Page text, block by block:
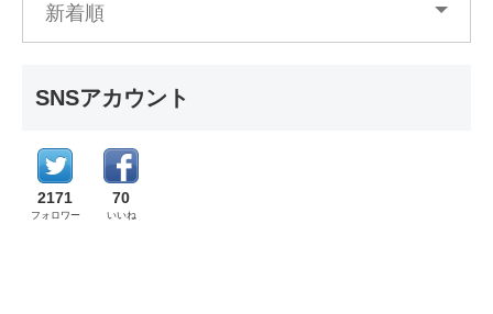
新着順
SNSアカウント
2171
フォロワー
70
いいね